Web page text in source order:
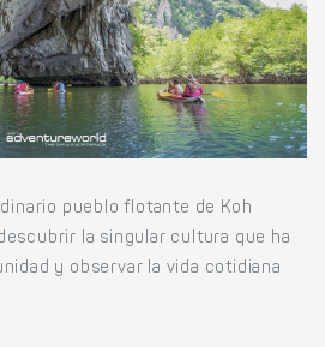
pueblo flotante de Koh
la singular cultura que ha
y observar la vida cotidiana